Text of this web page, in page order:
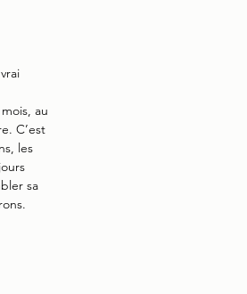
au
C’est
les
sa